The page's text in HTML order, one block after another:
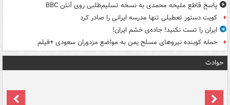
پاسخ قاطع ملیحه محمدی به نسخه تسلیم‌طلبی روی آنتن BBC
کویت دستور تعطیلی تنها مدرسه ایرانی را صادر کرد
ایران را تست نکنید! جاده‌ی خشم ایران!
حمله کوبنده نیروهای مسلح یمن به مواضع مزدوران سعودی +فیلم
حوادث